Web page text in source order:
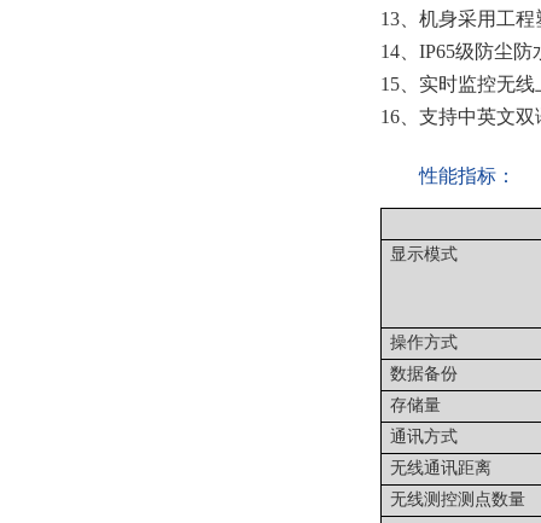
13、机身采用工
14、IP65级防尘
15、实时监控无
16、支持中英文
性能指标：
显示模式
操作方式
数据备份
存储量
通讯方式
无线通讯距离
无线测控测点数量